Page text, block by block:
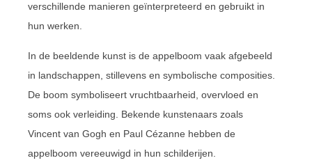
verschillende manieren geïnterpreteerd en gebruikt in
hun werken.
In de beeldende kunst is de appelboom vaak afgebeeld
in landschappen, stillevens en symbolische composities.
De boom symboliseert vruchtbaarheid, overvloed en
soms ook verleiding. Bekende kunstenaars zoals
Vincent van Gogh en Paul Cézanne hebben de
appelboom vereeuwigd in hun schilderijen.